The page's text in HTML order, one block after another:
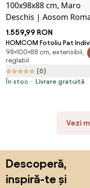
1.559,99 RON
HOMCOM Fotoliu Pat
cu 2 Perne și Spațiu de
Depozitare, Canapea
Extensibilă, 100x98x88 cm,
Maro Deschis | Aosom
98×100×88 cm, extensibil,
reglabil
(6)
În stoc
Livrare gratuită
Vezi
Descoperă,
inspiră-te și